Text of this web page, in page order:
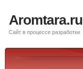
Aromtara.ru
Сайт в процессе разработки